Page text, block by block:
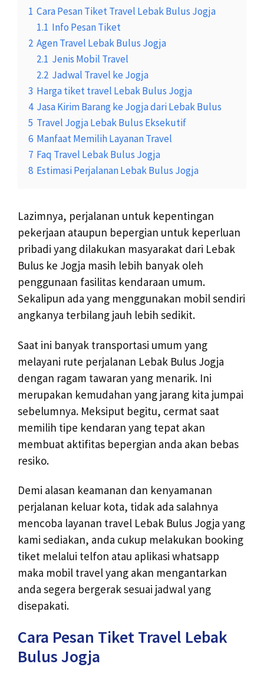
1 Cara Pesan Tiket Travel Lebak Bulus Jogja
1.1 Info Pesan Tiket
2 Agen Travel Lebak Bulus Jogja
2.1 Jenis Mobil Travel
2.2 Jadwal Travel ke Jogja
3 Harga tiket travel Lebak Bulus Jogja
4 Jasa Kirim Barang ke Jogja dari Lebak Bulus
5 Travel Jogja Lebak Bulus Eksekutif
6 Manfaat Memilih Layanan Travel
7 Faq Travel Lebak Bulus Jogja
8 Estimasi Perjalanan Lebak Bulus Jogja
Lazimnya, perjalanan untuk kepentingan
pekerjaan ataupun bepergian untuk keperluan
pribadi yang dilakukan masyarakat dari Lebak
Bulus ke Jogja masih lebih banyak oleh
penggunaan fasilitas kendaraan umum.
Sekalipun ada yang menggunakan mobil sendiri
angkanya terbilang jauh lebih sedikit.
Saat ini banyak transportasi umum yang
melayani rute perjalanan Lebak Bulus Jogja
dengan ragam tawaran yang menarik. Ini
merupakan kemudahan yang jarang kita jumpai
sebelumnya. Meksiput begitu, cermat saat
memilih tipe kendaran yang tepat akan
membuat aktifitas bepergian anda akan bebas
resiko.
Demi alasan keamanan dan kenyamanan
perjalanan keluar kota, tidak ada salahnya
mencoba layanan travel Lebak Bulus Jogja yang
kami sediakan, anda cukup melakukan booking
tiket melalui telfon atau aplikasi whatsapp
maka mobil travel yang akan mengantarkan
anda segera bergerak sesuai jadwal yang
disepakati.
Cara Pesan Tiket Travel Lebak
Bulus Jogja